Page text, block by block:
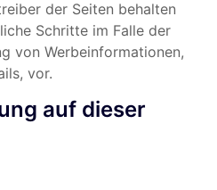
der Seiten behalten
Schritte im Falle der
von Werbeinformationen,
vor.
auf dieser